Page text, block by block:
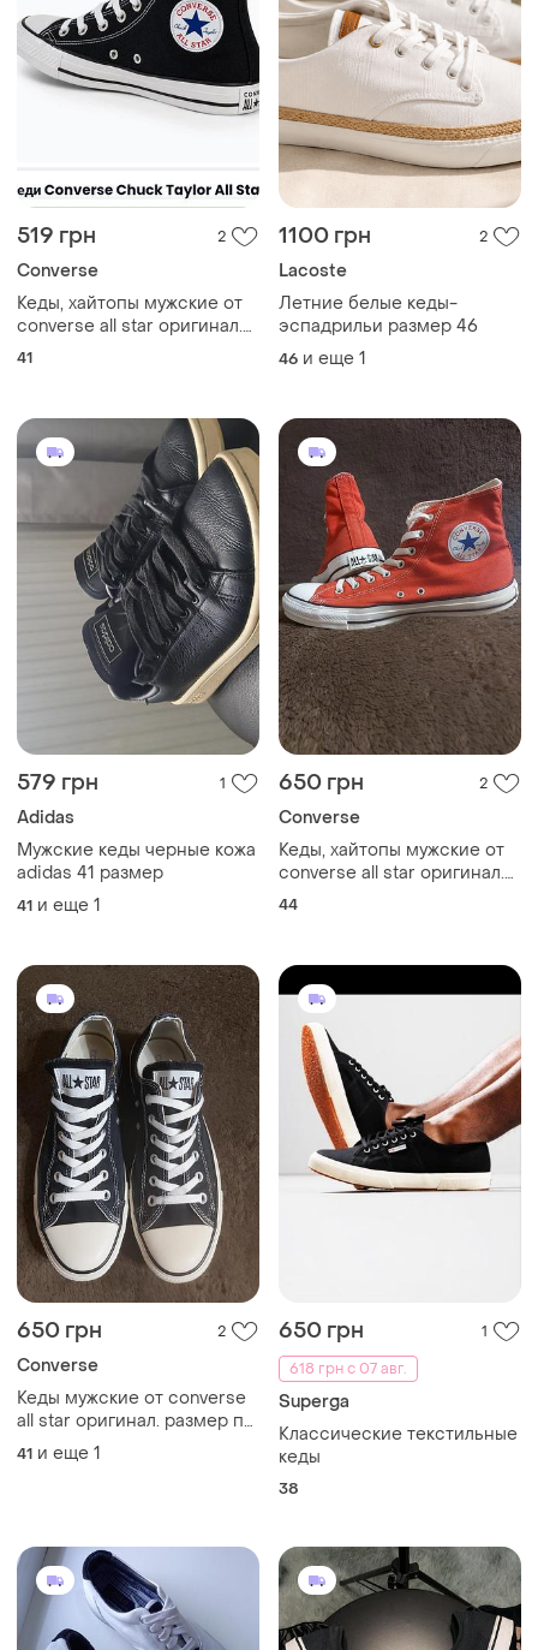
519 грн 2
Converse
Кеды, хайтопы мужские от
converse all star оригинал.
размер по бирке 41.
41
1100 грн 2
Lacoste
Летние белые кеды-
эспадрильи размер 46
46 и еще 1
579 грн 1
Adidas
Мужские кеды черные кожа
adidas 41 размер
41 и еще 1
650 грн 2
Converse
Кеды, хайтопы мужские от
converse all star оригинал.
размер по бирке 44.
44
650 грн 2
Converse
Кеды мужские от converse
all star оригинал. размер по
бирке 41,5. по факту
стелька 26,5см.
41 и еще 1
650 грн
1
618 грн с 07 авг.
Superga
Классические текстильные
кеды
38